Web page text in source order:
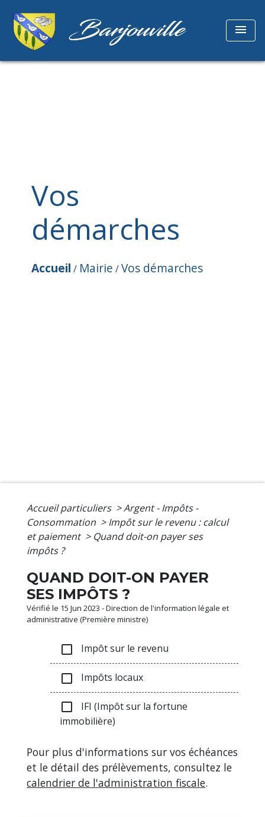
menu
Vos
démarches
Accueil / Mairie /Vos démarches
Accueil particuliers >Argent - Impôts -
Consommation > Impôt sur le revenu : calcul
et paiement > Quand doit-on payer ses
impôts ?
QUAND DOIT-ON PAYER
SES IMPÔTS ?
Vérifié le 15 Jun 2023 - Direction de l'information légale et
administrative (Première ministre)
check_box_outline_blank Impôt sur le revenu
check_box_outline_blank Impôts locaux
check_box_outline_blank
IFI (Impôt sur la fortune
immobilière)
Pour plus d'informations sur vos échéances
et le détail des prélèvements, consultez le
calendrier de l'administration fiscale.